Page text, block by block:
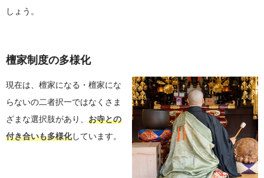
しょう。
檀家制度の多様化
現在は、檀家になる・檀家にな
らないの二者択一ではなくさま
ざまな選択肢があり、 お寺との
付き合いも多様化しています。